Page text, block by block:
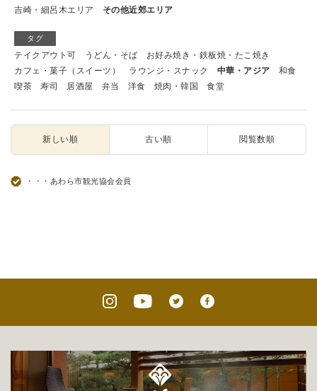
吉崎・細呂木エリア
その他近郊エリア
タグ
テイクアウト可 うどん・そば
お好み焼き・鉄板焼・たこ焼き
カフェ・菓子（スイーツ）
ラウンジ・スナック 中華・アジア
和食
喫茶
寿司 居酒屋 弁当 洋食 焼肉・韓国 食堂
新しい順 古い順 閲覧数順
・・・あわら市観光協会会員